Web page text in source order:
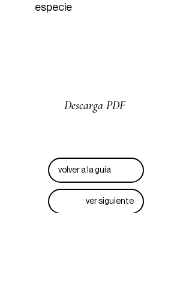
Descarga PDF
especie
volver a la guía
ver siguiente